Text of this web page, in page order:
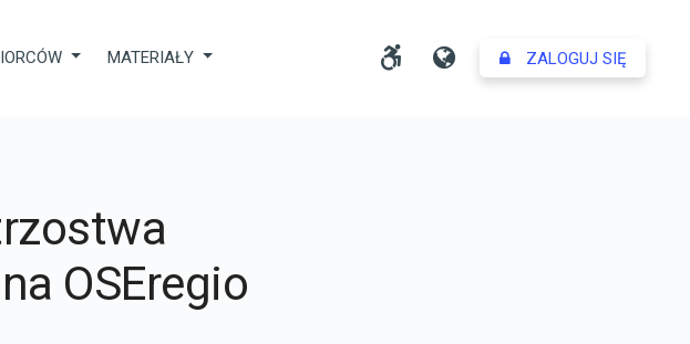
MATERIAŁY Dostosuj ustawienia
Język ZALOGUJ SIĘ
OSEregio